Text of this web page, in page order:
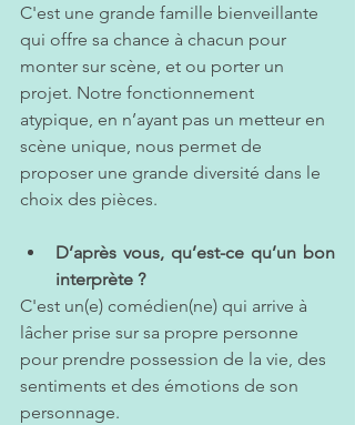
C'est une grande famille bienveillante
qui offre sa chance à chacun pour
monter sur scène, et ou porter un
projet. Notre fonctionnement
atypique, en n’ayant pas un metteur en
scène unique, nous permet de
proposer une grande diversité dans le
choix des pièces.
D’après vous, qu’est-ce qu’un bon
interprète ?
C'est un(e) comédien(ne) qui arrive à
lâcher prise sur sa propre personne
pour prendre possession de la vie, des
sentiments et des émotions de son
personnage.